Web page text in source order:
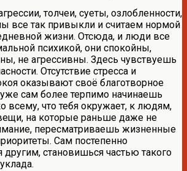
толчеи, суеты, озлобленности,
все так привыкли и считаем нормой
жизни. Отсюда, и люди все
психикой, они спокойны,
не агрессивны. Здесь чувствуешь
Отсутствие стресса и
оказывают своё благотворное
сам более терпимо начинаешь
всему, что тебя окружает, к людям,
на которые раньше даже не
пересматриваешь жизненные
Сам постепенно
другим, становишься частью такого